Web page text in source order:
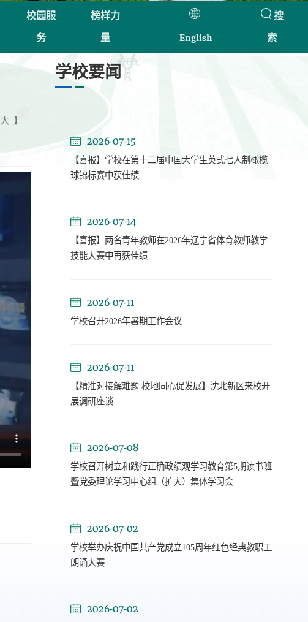
校园服
务
榜样力
量
English
搜
索
大 】
学校要闻
2026-07-15
【喜报】学校在第十二届中国大学生英式七人制橄榄
球锦标赛中获佳绩
2026-07-14
【喜报】两名青年教师在2026年辽宁省体育教师教学
技能大赛中再获佳绩
2026-07-11
学校召开2026年暑期工作会议
2026-07-11
【精准对接解难题 校地同心促发展】沈北新区来校开
展调研座谈
2026-07-08
学校召开树立和践行正确政绩观学习教育第5期读书班
暨党委理论学习中心组（扩大）集体学习会
2026-07-02
学校举办庆祝中国共产党成立105周年红色经典教职工
朗诵大赛
2026-07-02